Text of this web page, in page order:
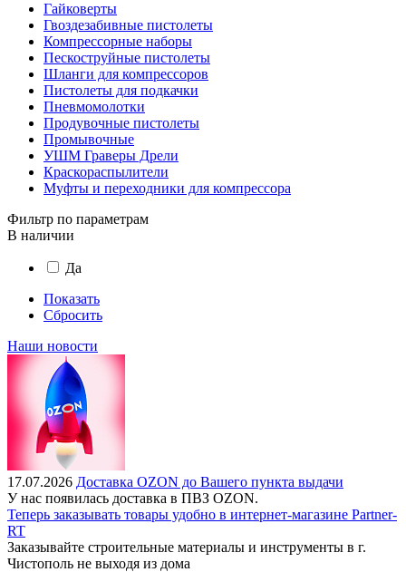
Гайковерты
Гвоздезабивные пистолеты
Компрессорные наборы
Пескоструйные пистолеты
Шланги для компрессоров
Пистолеты для подкачки
Пневмомолотки
Продувочные пистолеты
Промывочные
УШМ Граверы Дрели
Краскораспылители
Муфты и переходники для компрессора
Фильтр по параметрам
В наличии
Да
Показать
Сбросить
Наши новости
17.07.2026 Доставка OZON до Вашего пункта выдачи
У нас появилась доставка в ПВЗ OZON.
Теперь заказывать товары удобно в интернет-магазине Partner-
RT
Заказывайте строительные материалы и инструменты в г.
Чистополь не выходя из дома